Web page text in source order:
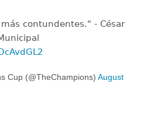
contundentes." - César
Cup (@TheChampions) August